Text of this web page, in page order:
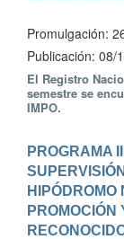
Promulgación:
Publicación: 08/
El Registro
semestre se
IMPO.
PROGRAMA
PROMOCIÓN